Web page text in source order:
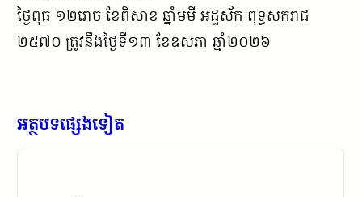
ថ្ងៃពុធ ១២រោច ខែពិសាខ ឆ្នាំមមី អដ្ឋស័ក ពុទ្ធសករាជ
២៥៧០ ត្រូវនឹងថ្ងៃទី១៣ ខែឧសភា ឆ្នាំ២០២៦
អត្ថបទផ្សេងទៀត